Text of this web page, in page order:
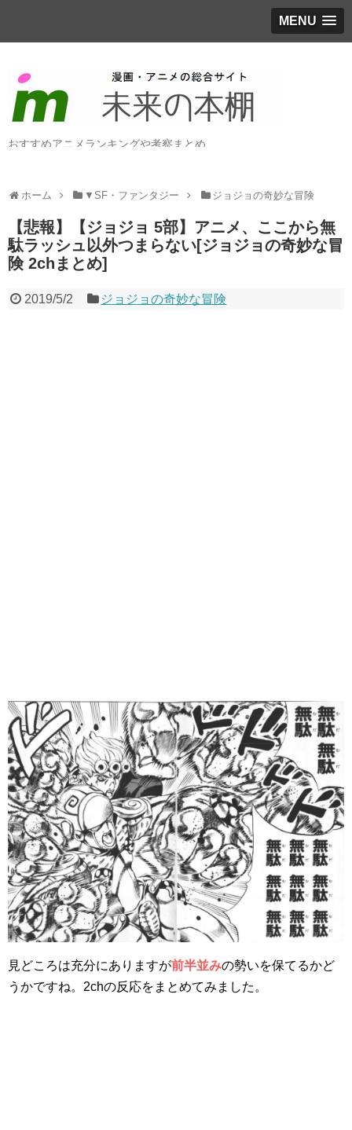
MENU
おすすめアニメランキングや考察まとめ
ホーム ▼SF・ファンタジー ジョジョの奇妙な冒険
【悲報】【ジョジョ 5部】アニメ、ここから無
駄ラッシュ以外つまらない[ジョジョの奇妙な冒
険 2chまとめ]
2019/5/2 ジョジョの奇妙な冒険
見どころは充分にありますが前半並みの勢いを保てるかど
うかですね。2chの反応をまとめてみました。